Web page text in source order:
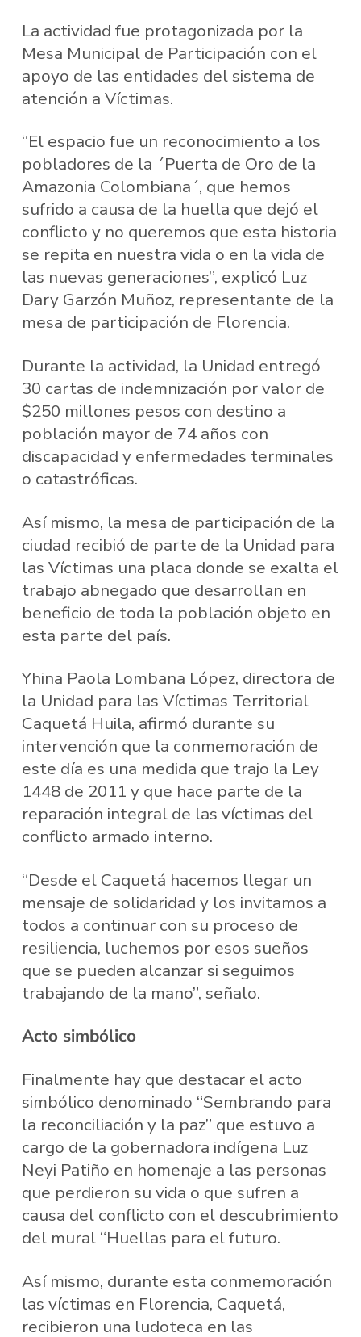
La actividad fue protagonizada por la
Mesa Municipal de Participación con el
apoyo de las entidades del sistema de
atención a Víctimas.
“El espacio fue un reconocimiento a los
pobladores de la ´Puerta de Oro de la
Amazonia Colombiana´, que hemos
sufrido a causa de la huella que dejó el
conflicto y no queremos que esta historia
se repita en nuestra vida o en la vida de
las nuevas generaciones”, explicó Luz
Dary Garzón Muñoz, representante de la
mesa de participación de Florencia.
Durante la actividad, la Unidad entregó
30 cartas de indemnización por valor de
$250 millones pesos con destino a
población mayor de 74 años con
discapacidad y enfermedades terminales
o catastróficas.
Así mismo, la mesa de participación de la
ciudad recibió de parte de la Unidad para
las Víctimas una placa donde se exalta el
trabajo abnegado que desarrollan en
beneficio de toda la población objeto en
esta parte del país.
Yhina Paola Lombana López, directora de
la Unidad para las Víctimas Territorial
Caquetá Huila, afirmó durante su
intervención que la conmemoración de
este día es una medida que trajo la Ley
1448 de 2011 y que hace parte de la
reparación integral de las víctimas del
conflicto armado interno.
“Desde el Caquetá hacemos llegar un
mensaje de solidaridad y los invitamos a
todos a continuar con su proceso de
resiliencia, luchemos por esos sueños
que se pueden alcanzar si seguimos
trabajando de la mano”, señalo.
Acto simbólico
Finalmente hay que destacar el acto
simbólico denominado “Sembrando para
la reconciliación y la paz” que estuvo a
cargo de la gobernadora indígena Luz
Neyi Patiño en homenaje a las personas
que perdieron su vida o que sufren a
causa del conflicto con el descubrimiento
del mural “Huellas para el futuro.
Así mismo, durante esta conmemoración
las víctimas en Florencia, Caquetá,
recibieron una ludoteca en las